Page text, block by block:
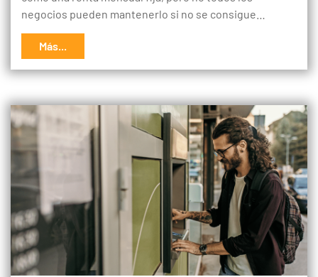
negocios pueden mantenerlo si no se consigue…
Más...